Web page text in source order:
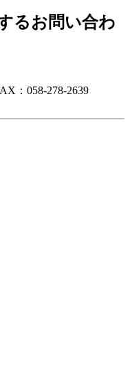
るお問い合わ
：058-278-2639